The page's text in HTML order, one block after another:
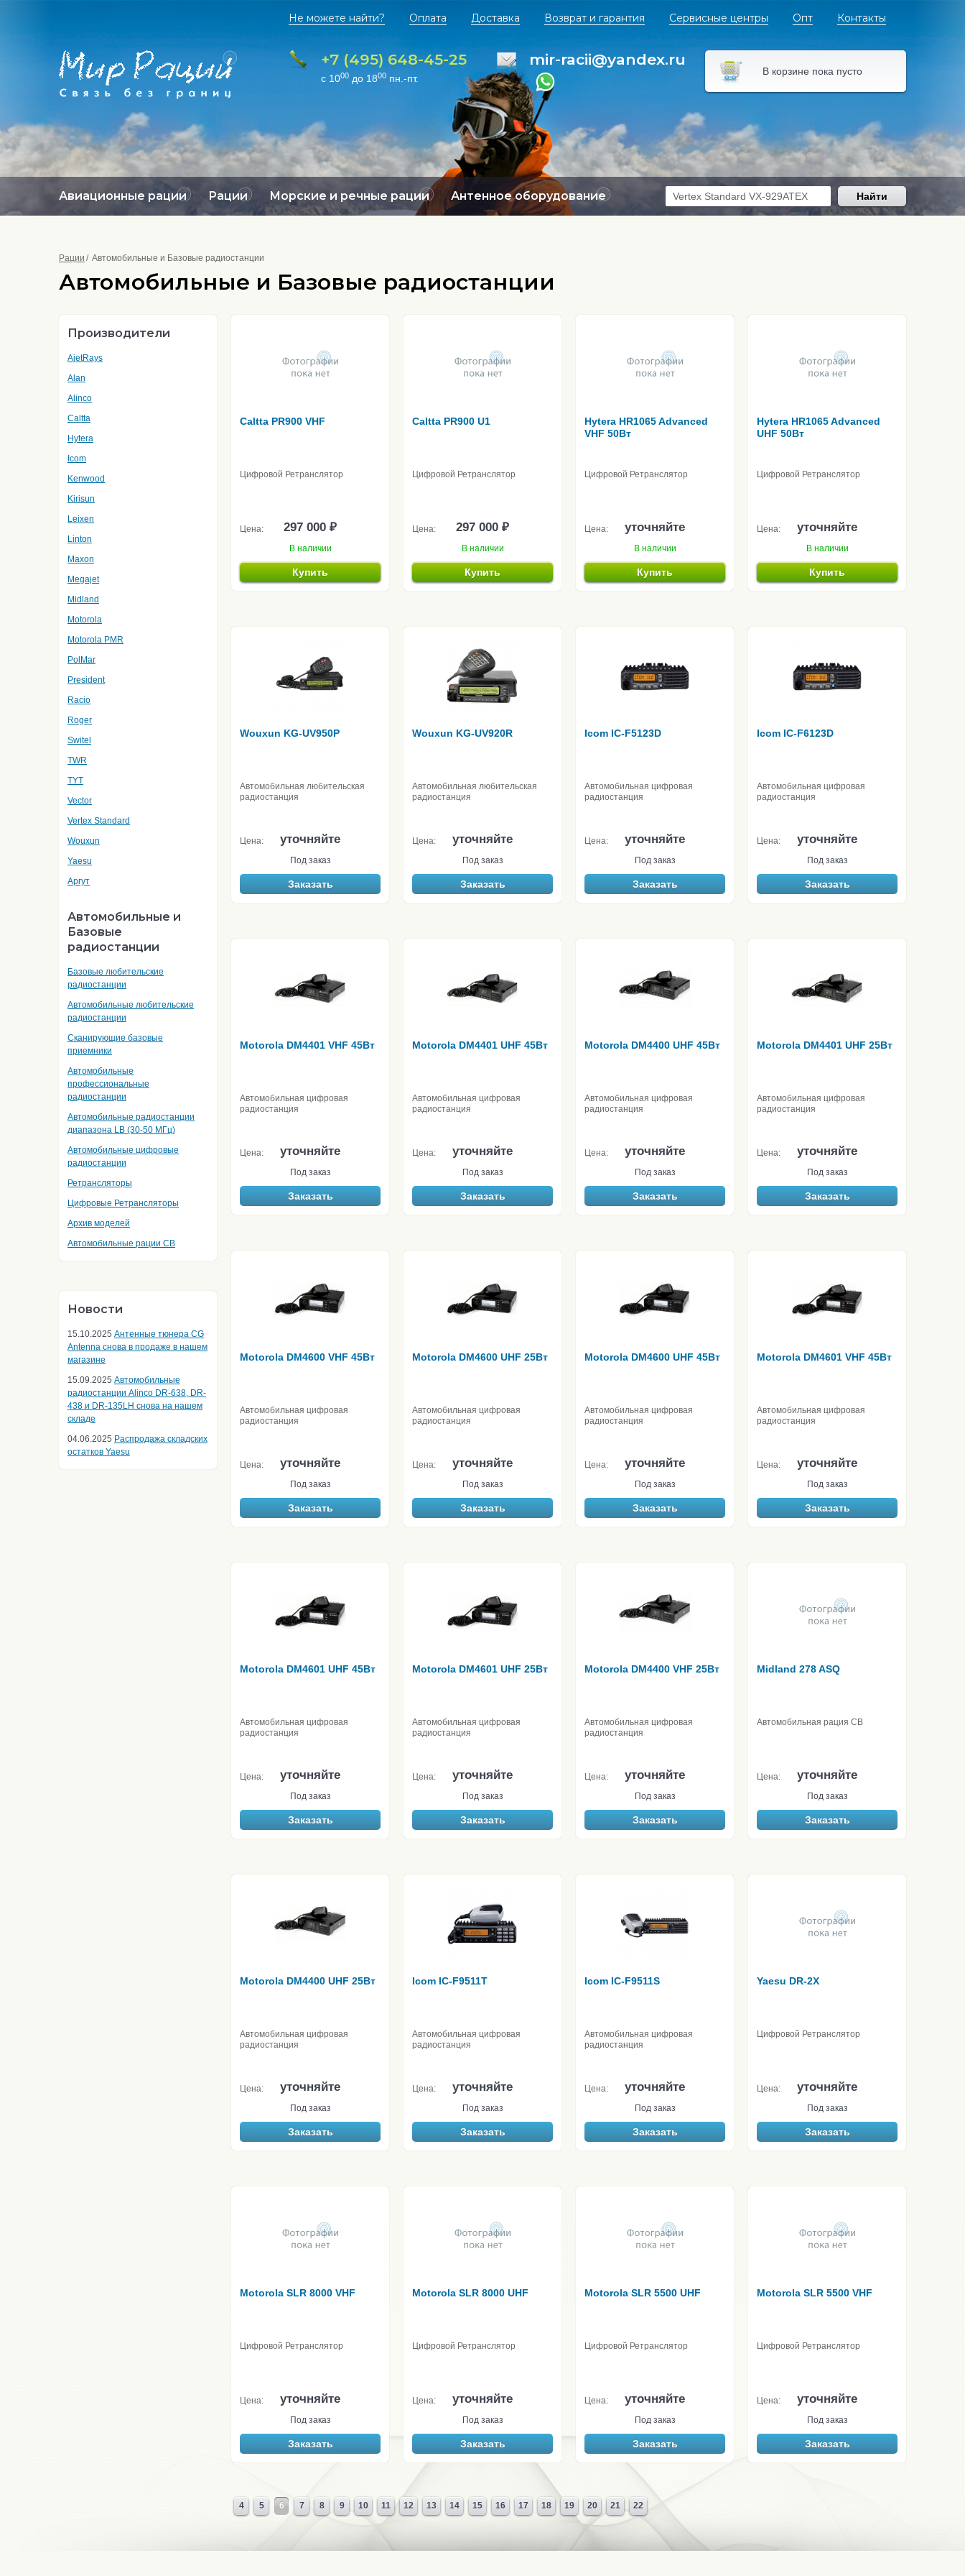
Не можете найти? Оплата Доставка Возврат и гарантия Сервисные центры Опт Контакты
+7 (495) 648-45-25
с 1000 до 1800 пн.-пт.
mir-racii@yandex.ru
В корзине пока пусто
Авиационные рации Рации Морские и речные рации Антенное оборудование Найти
Рации Автомобильные и Базовые радиостанции
Автомобильные и Базовые радиостанции
Производители
AjetRays
Alan
Alinco
Caltta
Hytera
Icom
Kenwood
Kirisun
Leixen
Linton
Maxon
Megajet
Midland
Motorola
Motorola PMR
PolMar
President
Racio
Roger
Switel
TWR
TYT
Vector
Vertex Standard
Wouxun
Yaesu
Аргут
Автомобильные и
Базовые
радиостанции
Базовые любительские
радиостанции
Автомобильные любительские
радиостанции
Сканирующие базовые
приемники
Автомобильные
профессиональные
радиостанции
Автомобильные радиостанции
диапазона LB (30-50 МГц)
Автомобильные цифровые
радиостанции
Ретрансляторы
Цифровые Ретрансляторы
Архив моделей
Автомобильные рации CB
Новости
15.10.2025 Антенные тюнера CG
Antenna снова в продаже в нашем
магазине
15.09.2025 Автомобильные
радиостанции Alinco DR-638, DR-
438 и DR-135LH снова на нашем
складе
04.06.2025 Распродажа складских
остатков Yaesu
Caltta PR900 VHF
Цифровой Ретранслятор
Цена: 297 000 ₽
В наличии
Купить
Caltta PR900 U1
Цифровой Ретранслятор
Цена: 297 000 ₽
В наличии
Купить
Hytera HR1065 Advanced
VHF 50Вт
Цифровой Ретранслятор
Цена: уточняйте
В наличии
Купить
Hytera HR1065 Advanced
UHF 50Вт
Цифровой Ретранслятор
Цена: уточняйте
В наличии
Купить
Wouxun KG-UV950P
Автомобильная любительская
радиостанция
Цена: уточняйте
Под заказ
Заказать
Wouxun KG-UV920R
Автомобильная любительская
радиостанция
Цена: уточняйте
Под заказ
Заказать
Icom IC-F5123D
Автомобильная цифровая
радиостанция
Цена: уточняйте
Под заказ
Заказать
Icom IC-F6123D
Автомобильная цифровая
радиостанция
Цена: уточняйте
Под заказ
Заказать
Motorola DM4401 VHF 45Вт
Автомобильная цифровая
радиостанция
Цена: уточняйте
Под заказ
Заказать
Motorola DM4401 UHF 45Вт
Автомобильная цифровая
радиостанция
Цена: уточняйте
Под заказ
Заказать
Motorola DM4400 UHF 45Вт
Автомобильная цифровая
радиостанция
Цена: уточняйте
Под заказ
Заказать
Motorola DM4401 UHF 25Вт
Автомобильная цифровая
радиостанция
Цена: уточняйте
Под заказ
Заказать
Motorola DM4600 VHF 45Вт
Автомобильная цифровая
радиостанция
Цена: уточняйте
Под заказ
Заказать
Motorola DM4600 UHF 25Вт
Автомобильная цифровая
радиостанция
Цена: уточняйте
Под заказ
Заказать
Motorola DM4600 UHF 45Вт
Автомобильная цифровая
радиостанция
Цена: уточняйте
Под заказ
Заказать
Motorola DM4601 VHF 45Вт
Автомобильная цифровая
радиостанция
Цена: уточняйте
Под заказ
Заказать
Motorola DM4601 UHF 45Вт
Автомобильная цифровая
радиостанция
Цена: уточняйте
Под заказ
Заказать
Motorola DM4601 UHF 25Вт
Автомобильная цифровая
радиостанция
Цена: уточняйте
Под заказ
Заказать
Motorola DM4400 VHF 25Вт
Автомобильная цифровая
радиостанция
Цена: уточняйте
Под заказ
Заказать
Midland 278 ASQ
Автомобильная рация CB
Цена: уточняйте
Под заказ
Заказать
Motorola DM4400 UHF 25Вт
Автомобильная цифровая
радиостанция
Цена: уточняйте
Под заказ
Заказать
Icom IC-F9511T
Автомобильная цифровая
радиостанция
Цена: уточняйте
Под заказ
Заказать
Icom IC-F9511S
Автомобильная цифровая
радиостанция
Цена: уточняйте
Под заказ
Заказать
Yaesu DR-2X
Цифровой Ретранслятор
Цена: уточняйте
Под заказ
Заказать
Motorola SLR 8000 VHF
Цифровой Ретранслятор
Цена: уточняйте
Под заказ
Заказать
Motorola SLR 8000 UHF
Цифровой Ретранслятор
Цена: уточняйте
Под заказ
Заказать
Motorola SLR 5500 UHF
Цифровой Ретранслятор
Цена: уточняйте
Под заказ
Заказать
Motorola SLR 5500 VHF
Цифровой Ретранслятор
Цена: уточняйте
Под заказ
Заказать
4 5 6 7 8 9 10 11 12 13 14 15 16 17 18 19 20 21 22